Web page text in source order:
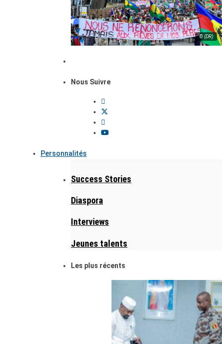
© (DR)
Nous Suivre
Personnalités
Success Stories
Diaspora
Interviews
Jeunes talents
Les plus récents